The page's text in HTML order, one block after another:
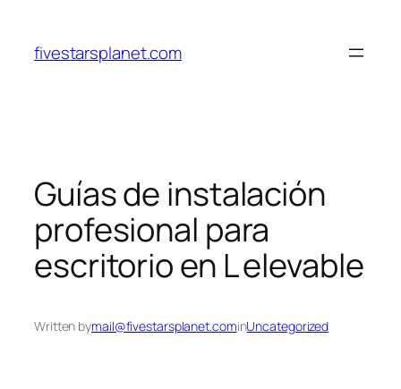
content
fivestarsplanet.com
Guías de instalación
profesional para
escritorio en L elevable
Written bymail@fivestarsplanet.cominUncategorized